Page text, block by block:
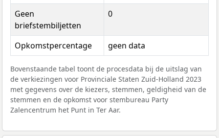
Geen
briefstembiljetten
0
Opkomstpercentage geen data
Bovenstaande tabel toont de procesdata bij de uitslag van
de verkiezingen voor Provinciale Staten Zuid-Holland 2023
met gegevens over de kiezers, stemmen, geldigheid van de
stemmen en de opkomst voor stembureau Party
Zalencentrum het Punt in Ter Aar.